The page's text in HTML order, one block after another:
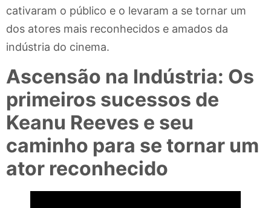
cativaram o público e o levaram a se tornar um
dos atores mais reconhecidos e amados da
indústria do cinema.
Ascensão na Indústria: Os
primeiros sucessos de
Keanu Reeves e seu
caminho para se tornar um
ator reconhecido